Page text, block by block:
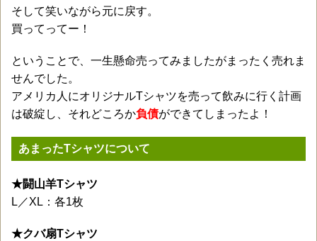
そして笑いながら元に戻す。
買ってってー！
ということで、一生懸命売ってみましたがまったく売れま
せんでした。
アメリカ人にオリジナルTシャツを売って飲みに行く計画
は破綻し、それどころか負債ができてしまったよ！
あまったTシャツについて
★闘山羊Tシャツ
L／XL：各1枚
★クバ扇Tシャツ